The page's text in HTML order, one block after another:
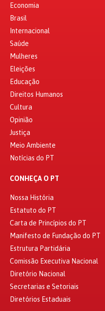
Economia
Brasil
Internacional
Saúde
Mulheres
Eleições
Educação
Direitos Humanos
Cultura
Opinião
Justiça
Meio Ambiente
Notícias do PT
CONHEÇA O PT
Nossa História
Estatuto do PT
Carta de Princípios do PT
Manifesto de Fundação do PT
Estrutura Partidária
Comissão Executiva Nacional
Diretório Nacional
Secretarias e Setoriais
Diretórios Estaduais